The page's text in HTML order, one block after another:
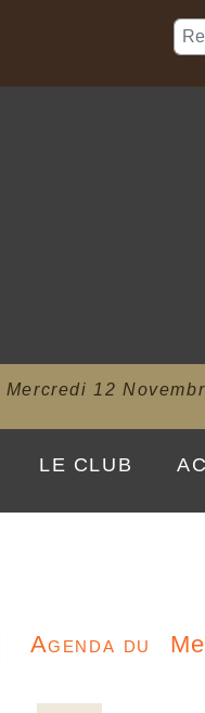
Mercredi 12
LE CLUB
Agenda du